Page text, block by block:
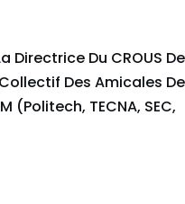
Directrice Du CROUS De
Des Amicales
(Politech, TECNA, SEC,